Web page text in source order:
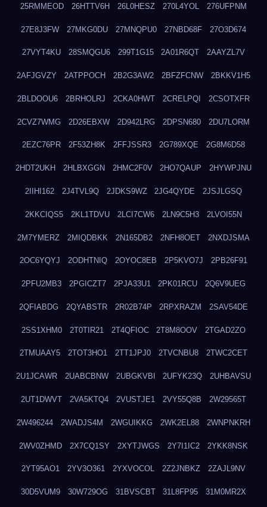
25RMMEOD 26HTTV6H 26L0HESZ 270L4YOL 276UFPNM
27E8J3FW 27MKG0DU 27MNQPU0 27NBD68F 27O3D674
27VYT4KU 28SMQGU6 299T1G15 2A01R6QT 2AAYZL7V
2AFJGVZY 2ATPPOCH 2B2G3AW2 2BFZFCNW 2BKKV1H5
2BLDOOU6 2BRHOLRJ 2CKA0HWT 2CRELPQI 2CSOTXFR
2CVZ7WMG 2D26EBXW 2D942LRG 2DPSN680 2DU7LORM
2EZC76PR 2F53ZH8K 2FFJSSR3 2G789XQE 2G8M6D58
2HDT2UKH 2HLBXGGN 2HMC2F0V 2HO7QAUP 2HYWPJNU
2IIHI162 2J4TVL9Q 2JDKS9WZ 2JG4QYDE 2JSJLGSQ
2KKCIQS5 2KL1TDVU 2LCI7CW6 2LN9C5H3 2LVOI55N
2M7YMERZ 2MIQDBKK 2N165DB2 2NFH8OET 2NXDJSMA
2OC6YQYJ 2ODHTNIQ 2OYOC8EB 2P5KVO7J 2PB26F91
2PFU2MB3 2PGICZT7 2PJA33U1 2PK01RCU 2Q6V9UEG
2QFIABDG 2QYABSTR 2R02B74P 2RPXRAZM 2SAV54DE
2SS1XHM0 2T0TIR21 2T4QFIOC 2T8M8OOV 2TGAD2ZO
2TMUAAY5 2TOT3HO1 2TT1JPJ0 2TVCNBU8 2TWC2CET
2U1JCAWR 2UABCBNW 2UBGKVBI 2UFYK23Q 2UHBAVSU
2UT1DWVT 2VA5KTQ4 2VUSTJE1 2VY55Q8B 2W29565T
2W496244 2WADJS4M 2WGUIKKG 2WK2EL88 2WNPNKRH
2WV0ZHMD 2X7CQ1SY 2XYTJWGS 2Y7I1IC2 2YKK8NSK
2YT95AO1 2YV3O361 2YXVOCOL 2Z2JNBKZ 2ZAJL9NV
30D5VUM9 30W729OG 31BVSCBT 31L8FP95 31M0MR2X